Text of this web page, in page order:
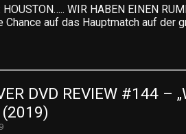
HOUSTON….. WIR HABEN EINEN
Chance auf das Hauptmatch auf der
DVD REVIEW #144 –
(2019)